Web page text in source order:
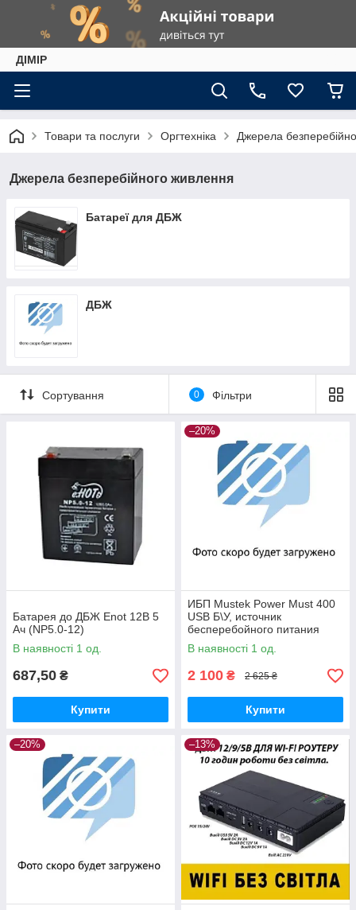
ДІМІР
Товари та послуги Оргтехніка Джерела
Джерела безперебійного живлення
Батареї для ДБЖ
ДБЖ
Сортування 0 Фільтри
Батарея до ДБЖ Enot 12В 5
Ач (NP5.0-12)
В наявності 1 од.
687,50 ₴
Купити
–20%
ИБП Mustek Power Must 400
USB Б\У, источник
бесперебойного питания
В наявності 1 од.
2 100 ₴ 2 625 ₴
Купити
–20% –13%